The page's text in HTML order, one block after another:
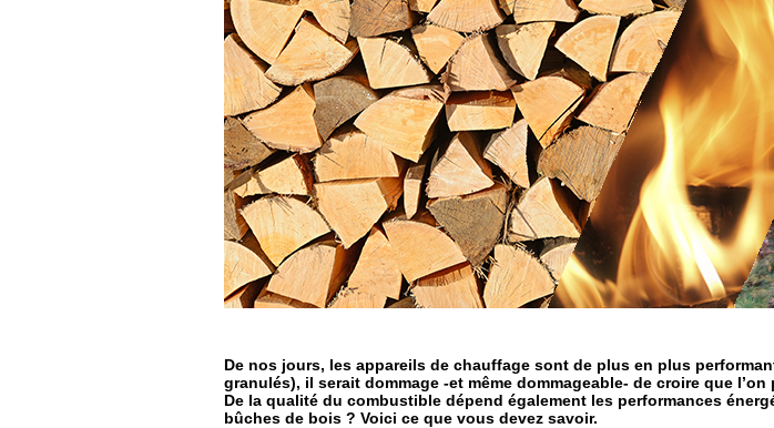
De nos jours, les appareils de chauffage sont de plus en plus
granulés), il serait dommage -et même dommageable- de croire que
De la qualité du combustible dépend également les performances
bûches de bois ? Voici ce que vous devez savoir.